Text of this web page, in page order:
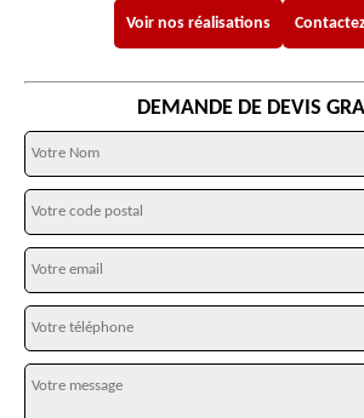
Voir nos réalisations
DEMANDE DE DEVIS